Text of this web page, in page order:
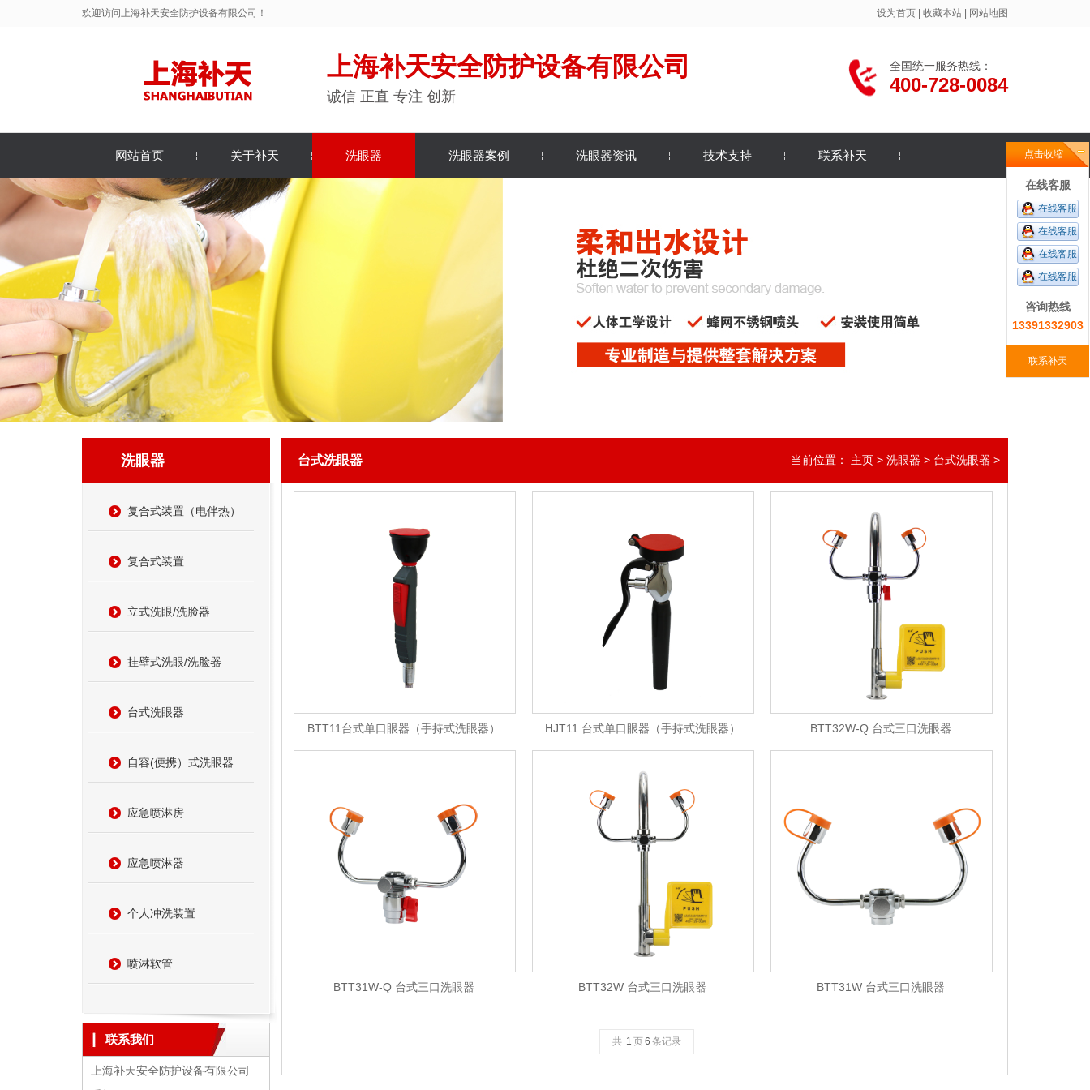
欢迎访问上海补天安全防护设备有限公司！ 设为首页 收藏本站 网站地图
上海补天安全防护设备有限公司
诚信 正直 专注 创新
全国统一服务热线：
400-728-0084
网站首页 关于补天 洗眼器 洗眼器案例 洗眼器资讯 技术支持 联系补天
洗眼器
复合式装置（电伴热）
复合式装置
立式洗眼/洗脸器
挂壁式洗眼/洗脸器
台式洗眼器
自容(便携）式洗眼器
应急喷淋房
应急喷淋器
个人冲洗装置
喷淋软管
联系我们
上海补天安全防护设备有限公司
台式洗眼器 当前位置： 主页 > 洗眼器 > 台式洗眼器 >
BTT11台式单口眼器（手持式洗眼器） HJT11 台式单口眼器（手持式洗眼器） BTT32W-Q 台式三口洗眼器
BTT31W-Q 台式三口洗眼器 BTT32W 台式三口洗眼器 BTT31W 台式三口洗眼器
共 1 页6 条记录
点击收缩
在线客服
在线客服
在线客服
在线客服
在线客服
咨询热线
13391332903
联系补天